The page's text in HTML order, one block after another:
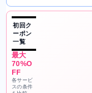
初回ク
ーポン
一覧
最大
70%O
FF
各サービ
スの条件